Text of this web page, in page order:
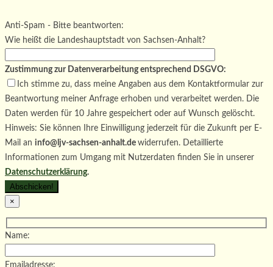
Bitte lasse dieses Feld leer.
Anti-Spam - Bitte beantworten:
Wie heißt die Landeshauptstadt von Sachsen-Anhalt?
Zustimmung zur Datenverarbeitung entsprechend DSGVO:
Ich stimme zu, dass meine Angaben aus dem Kontaktformular zur
Beantwortung meiner Anfrage erhoben und verarbeitet werden. Die
Daten werden für 10 Jahre gespeichert oder auf Wunsch gelöscht.
Hinweis: Sie können Ihre Einwilligung jederzeit für die Zukunft per E-
Mail an info@ljv-sachsen-anhalt.de widerrufen. Detaillierte
Informationen zum Umgang mit Nutzerdaten finden Sie in unserer
Datenschutzerklärung.
×
Name:
Emailadresse: